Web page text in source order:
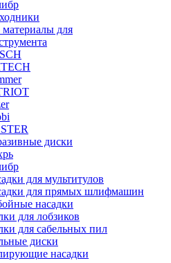
для
диски
для мультитулов
для прямых шлифмашин
насадки
для лобзиков
для сабельных пил
диски
насадки